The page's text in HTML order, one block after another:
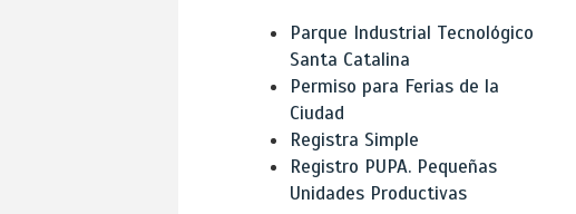
Parque Industrial Tecnológico
Santa Catalina
Permiso para Ferias de la
Ciudad
Registra Simple
Registro PUPA. Pequeñas
Unidades Productivas